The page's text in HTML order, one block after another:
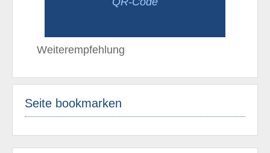
Weiterempfehlung
Seite bookmarken